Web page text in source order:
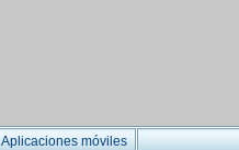
Aplicaciones móviles